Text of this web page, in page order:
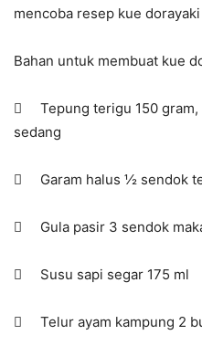
mencoba resep kue
Bahan untuk membuat kue
 Tepung terigu 150 gram,
sedang
 Garam halus ½ sendok
 Gula pasir 3 sendok
 Susu sapi segar 175 ml
 Telur ayam kampung 2